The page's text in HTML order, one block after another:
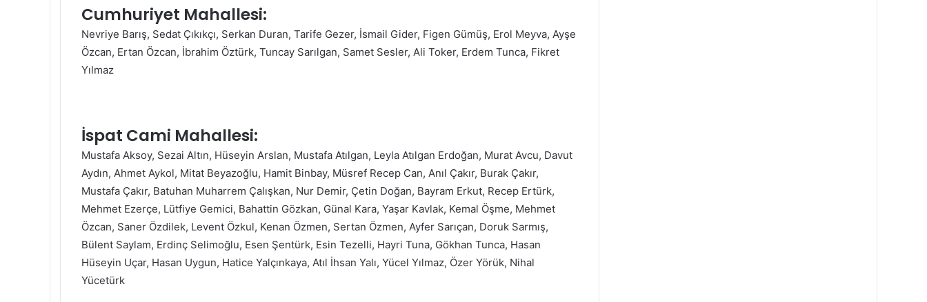
Cumhuriyet Mahallesi:
Nevriye Barış, Sedat Çıkıkçı, Serkan Duran, Tarife Gezer, İsmail Gider, Figen Gümüş, Erol Meyva, Ayşe
Özcan, Ertan Özcan, İbrahim Öztürk, Tuncay Sarılgan, Samet Sesler, Ali Toker, Erdem Tunca, Fikret
Yılmaz
İspat Cami Mahallesi:
Mustafa Aksoy, Sezai Altın, Hüseyin Arslan, Mustafa Atılgan, Leyla Atılgan Erdoğan, Murat Avcu, Davut
Aydın, Ahmet Aykol, Mitat Beyazoğlu, Hamit Binbay, Müsref Recep Can, Anıl Çakır, Burak Çakır,
Mustafa Çakır, Batuhan Muharrem Çalışkan, Nur Demir, Çetin Doğan, Bayram Erkut, Recep Ertürk,
Mehmet Ezerçe, Lütfiye Gemici, Bahattin Gözkan, Günal Kara, Yaşar Kavlak, Kemal Öşme, Mehmet
Özcan, Saner Özdilek, Levent Özkul, Kenan Özmen, Sertan Özmen, Ayfer Sarıçan, Doruk Sarmış,
Bülent Saylam, Erdinç Selimoğlu, Esen Şentürk, Esin Tezelli, Hayri Tuna, Gökhan Tunca, Hasan
Hüseyin Uçar, Hasan Uygun, Hatice Yalçınkaya, Atıl İhsan Yalı, Yücel Yılmaz, Özer Yörük, Nihal
Yücetürk